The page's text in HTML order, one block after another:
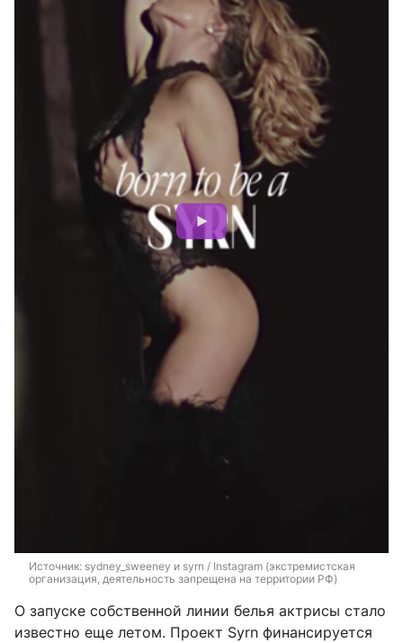
Источник: sydney_sweeney и syrn / Instagram (экстремистская
организация, деятельность запрещена на территории РФ)
О запуске собственной линии белья актрисы стало
известно еще летом. Проект Syrn финансируется